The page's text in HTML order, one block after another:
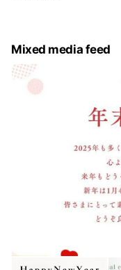
Mixed media feed